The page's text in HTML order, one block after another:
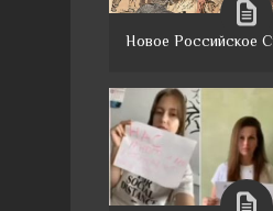
Новое Российское